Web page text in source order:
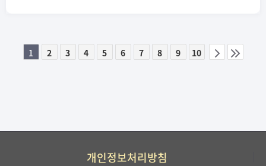
1 2 3 4 5 6 7 8 9
10
이전 다음
개인정보처리방침